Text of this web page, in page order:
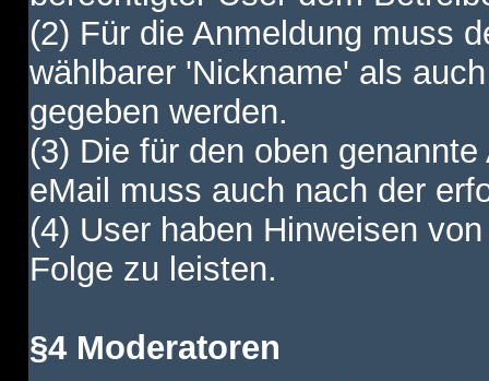
(2) Für die Anmeldung muss
wählbarer 'Nickname' als
gegeben werden.
(3) Die für den oben
eMail muss auch nach der
(4) User haben Hinweisen
Folge zu leisten.
§4 Moderatoren